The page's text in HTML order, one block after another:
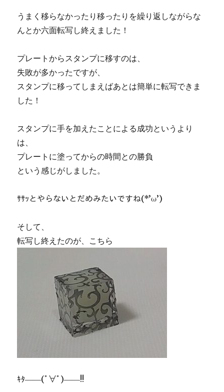
うまく移らなかったり移ったりを繰り返しながらな
んとか六面転写し終えました！
プレートからスタンプに移すのは、
失敗が多かったですが、
スタンプに移ってしまえばあとは簡単に転写できま
した！
スタンプに手を加えたことによる成功というより
は、
プレートに塗ってからの時間との勝負
という感じがしました。
ｻｻｯとやらないとだめみたいですね(*’ω’)
そして、
転写し終えたのが、こちら
ｷﾀ――(ﾟ∀ﾟ)――!!